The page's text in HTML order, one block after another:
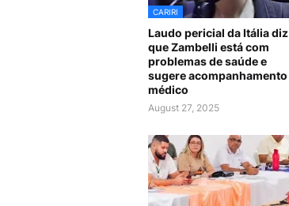
CARIRI
Laudo pericial da Itália diz
que Zambelli está com
problemas de saúde e
sugere acompanhamento
médico
August 27, 2025